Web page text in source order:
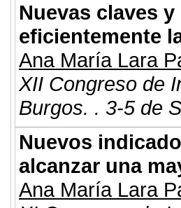
Nuevas claves
eficientemente
Ana María Lara
XII Congreso de
Burgos. . 3-5 de
Nuevos
alcanzar una
Ana María Lara